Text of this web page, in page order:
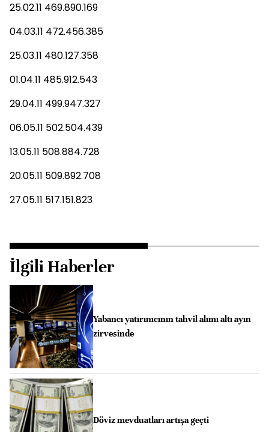
25.02.11 469.890.169
04.03.11 472.456.385
25.03.11 480.127.358
01.04.11 485.912.543
29.04.11 499.947.327
06.05.11 502.504.439
13.05.11 508.884.728
20.05.11 509.892.708
27.05.11 517.151.823
İlgili Haberler
Yabancı yatırımcının tahvil alımı altı ayın
zirvesinde
Döviz mevduatları artışa geçti